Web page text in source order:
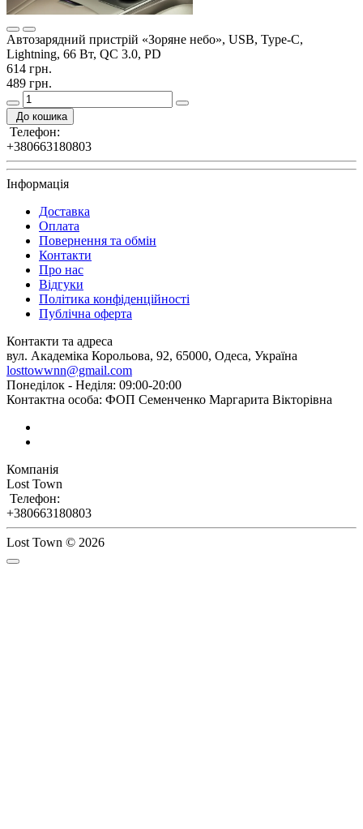
Автозарядний пристрій «Зоряне небо», USB, Type-C,
Lightning, 66 Вт, QC 3.0, PD
614 грн.
489 грн.
До кошика
Телефон:
+380663180803
Інформація
Доставка
Оплата
Повернення та обмін
Контакти
Про нас
Відгуки
Політика конфіденційності
Публічна оферта
Контакти та адреса
вул. Академіка Корольова, 92, 65000, Одеса, Україна
losttowwnn@gmail.com
Понеділок - Неділя: 09:00-20:00
Контактна особа: ФОП Семенченко Маргарита Вікторівна
Компанія
Lost Town
Телефон:
+380663180803
Lost Town © 2026